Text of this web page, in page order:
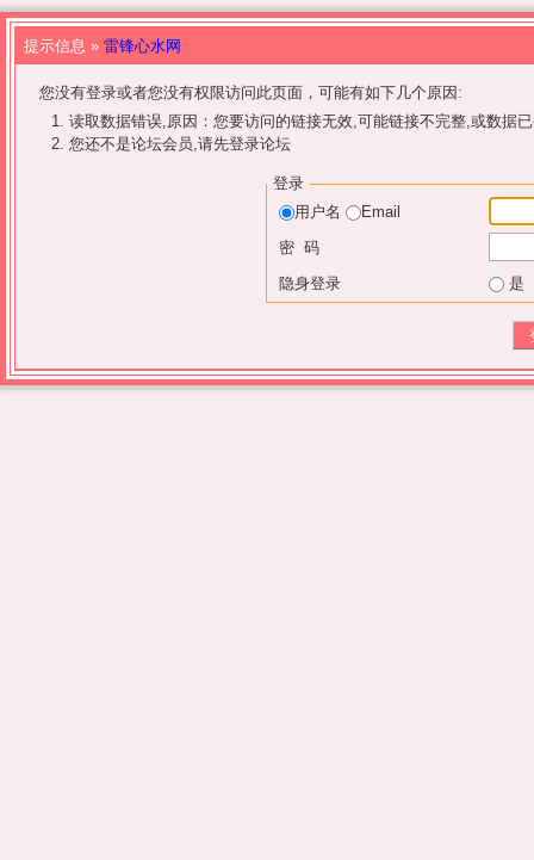
提示信息 » 雷锋心水网
您没有登录或者您没有权限访问此页面，可能有如下几个原因:
读取数据错误,原因：您要访问的链接无效,可能链接不完整,或数据
您还不是论坛会员,请先登录论坛
登录
用户名
Email
密 码
隐身登录